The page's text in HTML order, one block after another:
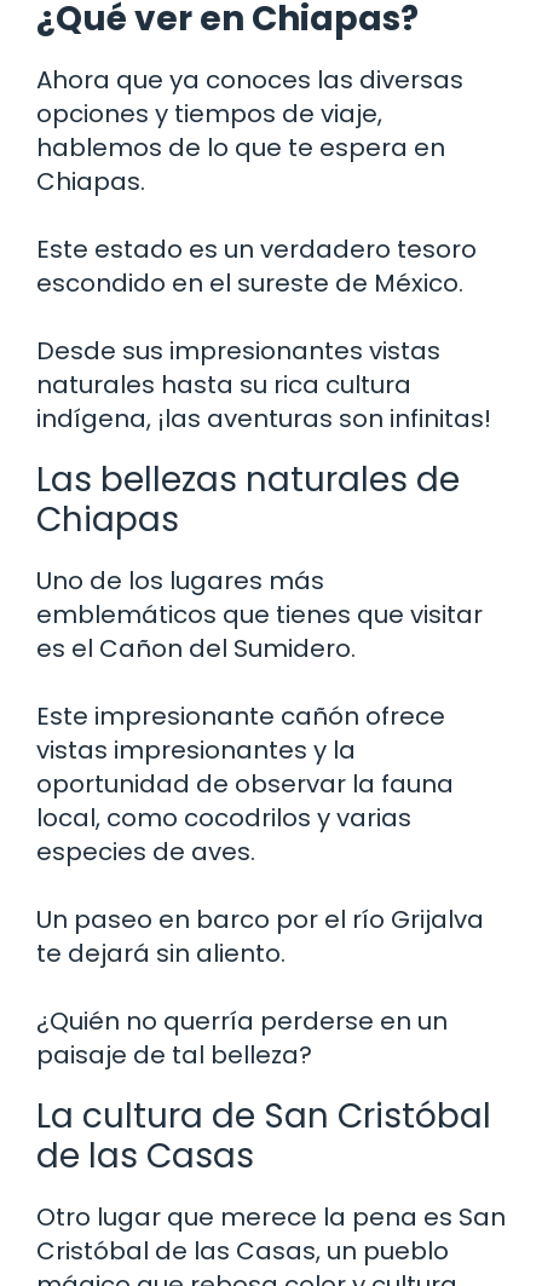
¿Qué ver en Chiapas?
Ahora que ya conoces las diversas
opciones y tiempos de viaje,
hablemos de lo que te espera en
Chiapas.
Este estado es un verdadero tesoro
escondido en el sureste de México.
Desde sus impresionantes vistas
naturales hasta su rica cultura
indígena, ¡las aventuras son infinitas!
Las bellezas naturales de
Chiapas
Uno de los lugares más
emblemáticos que tienes que visitar
es el Cañon del Sumidero.
Este impresionante cañón ofrece
vistas impresionantes y la
oportunidad de observar la fauna
local, como cocodrilos y varias
especies de aves.
Un paseo en barco por el río Grijalva
te dejará sin aliento.
¿Quién no querría perderse en un
paisaje de tal belleza?
La cultura de San Cristóbal
de las Casas
Otro lugar que merece la pena es San
Cristóbal de las Casas, un pueblo